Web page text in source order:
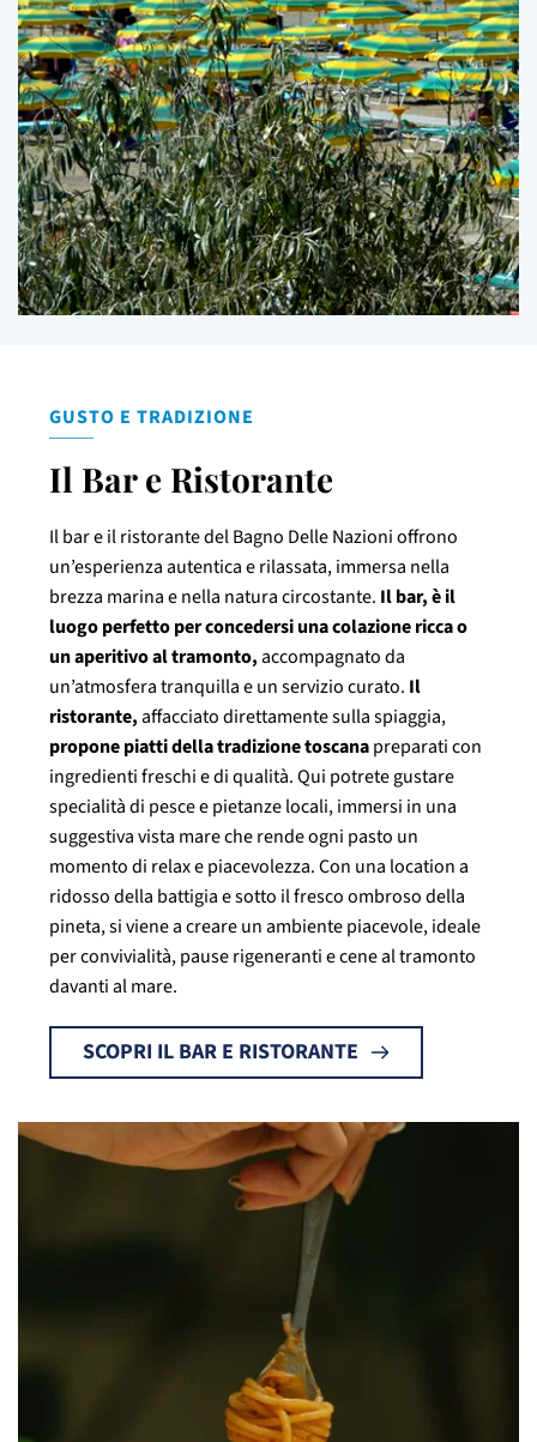
GUSTO E TRADIZIONE
Il Bar e Ristorante
Il bar e il ristorante del Bagno Delle Nazioni offrono
un’esperienza autentica e rilassata, immersa nella
brezza marina e nella natura circostante. Il bar, è il
luogo perfetto per concedersi una colazione ricca o
un aperitivo al tramonto,accompagnato da
un’atmosfera tranquilla e un servizio curato. Il
ristorante,affacciato direttamente sulla spiaggia,
propone piatti della tradizione toscanapreparati con
ingredienti freschi e di qualità. Qui potrete gustare
specialità di pesce e pietanze locali, immersi in una
suggestiva vista mare che rende ogni pasto un
momento di relax e piacevolezza. Con una location a
ridosso della battigia e sotto il fresco ombroso della
pineta, si viene a creare un ambiente piacevole, ideale
per convivialità, pause rigeneranti e cene al tramonto
davanti al mare.
SCOPRI IL BAR E RISTORANTE